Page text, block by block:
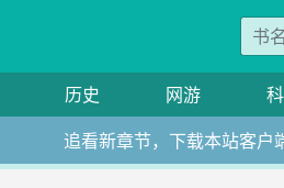
历史 网游
追看新章节，下载本站客户